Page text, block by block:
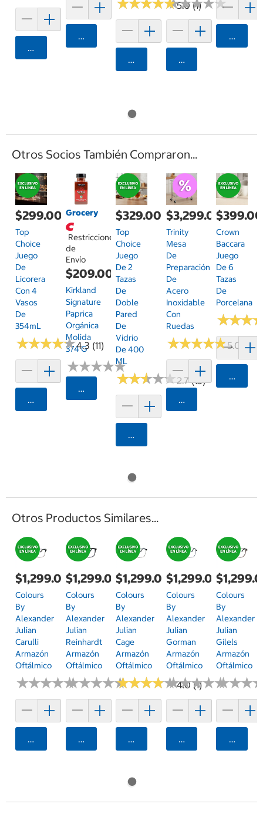
Agregar
Agregar
5.0 (1)
Agregar Agregar
Otros Socios También Compraron...
$299.00
Top
Choice
Juego
De
Licorera
Con 4
Vasos
De
354mL
★★★★★
★★★★★4.3 (11)
Agregar
Grocery
Restricciones
de
Envío
$209.00
Kirkland
Signature
Paprica
Orgánica
Molida
374 G
★★★★★
★★★★★
Seleccionar Código Postal
$329.00
Top
Choice
Juego
De 2
Tazas
De
Doble
Pared
De
Vidrio
De 400
ML
★★★★★
★★★★★2.7 (13)
Agregar
$3,299.00
Trinity
Mesa
De
Preparación
De
Acero
Inoxidable
Con
Ruedas
★★★★★
★★★★★5.0 (6)
Agregar
$399.00
Crown
Baccara
Juego
De 6
Tazas
De
Porcelana
★★★
★★★
Otros Productos Similares...
$1,299.00
Colours
By
Alexander
Julian
Carulli
Armazón
Oftálmico
★★★★★
★★★★★
Agregar
$1,299.00
Colours
By
Alexander
Julian
Reinhardt
Armazón
Oftálmico
★★★★★
★★★★★
Agregar
$1,299.00
Colours
By
Alexander
Julian
Cage
Armazón
Oftálmico
★★★★★
★★★★★4.0 (1)
Agregar
$1,299.00
Colours
By
Alexander
Julian
Gorman
Armazón
Oftálmico
★★★★★
★★★★★
Agregar
Colours
By
Alexander
Julian
Gilels
Armazón
Oftálmico
★★★
★★★